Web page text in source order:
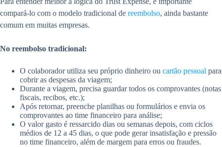
compará-lo com o modelo tradicional de reembolso, ainda bastante
comum em muitas empresas.
No reembolso tradicional:
O colaborador utiliza seu próprio dinheiro ou cartão pessoal para
cobrir as despesas da viagem;
Durante a viagem, precisa guardar todos os comprovantes (notas
fiscais, recibos, etc.);
Após retornar, preenche planilhas ou formulários e envia os
comprovantes ao time financeiro para análise;
O valor gasto é ressarcido dias ou semanas depois, com ciclos
médios de 12 a 45 dias, o que pode gerar insatisfação e pressão
no time financeiro, além de margem para erros ou fraudes.